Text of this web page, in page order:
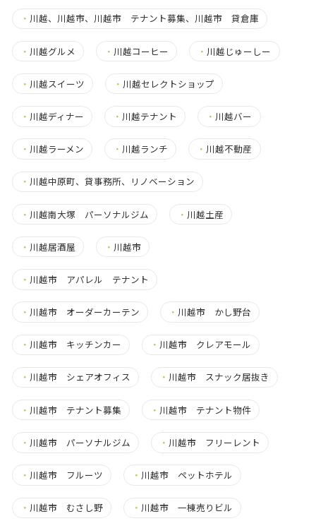
・ 川越、川越市、川越市 テナント募集、川越市 貸倉庫
・ 川越グルメ ・ 川越コーヒー ・ 川越じゅーしー
・ 川越スイーツ ・ 川越セレクトショップ
・ 川越ディナー ・ 川越テナント ・ 川越バー
・ 川越ラーメン ・ 川越ランチ ・ 川越不動産
・ 川越中原町、貸事務所、リノベーション
・ 川越南大塚 パーソナルジム ・ 川越土産
・ 川越居酒屋 ・ 川越市
・ 川越市 アパレル テナント
・ 川越市 オーダーカーテン ・ 川越市 かし野台
・ 川越市 キッチンカー ・ 川越市 クレアモール
・ 川越市 シェアオフィス ・ 川越市 スナック居抜き
・ 川越市 テナント募集 ・ 川越市 テナント物件
・ 川越市 パーソナルジム ・ 川越市 フリーレント
・ 川越市 フルーツ ・ 川越市 ペットホテル
・ 川越市 むさし野 ・ 川越市 一棟売りビル